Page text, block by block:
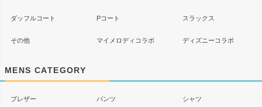
ダッフルコート Pコート スラックス
その他 マイメロディコラボ ディズニーコラボ
MENS CATEGORY
ブレザー パンツ シャツ